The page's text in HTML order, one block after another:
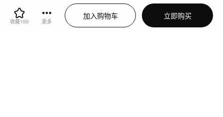
收藏100 更多
加入购物车 立即购买
增值电信业务经营许可证：川B2-20160192
蜀ICP备12020238号-4
川公网安备51019002000262 违法和不良信息举报中心